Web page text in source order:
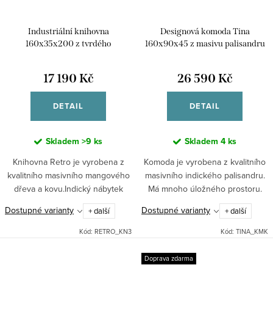
Industriální knihovna
160x35x200 z tvrdého
17 190 Kč
DETAIL
Skladem >9 ks
Knihovna Retro je vyrobena z
kvalitního masivního mangového
dřeva a kovu.Indický nábytek
mango masiv.
Dostupné varianty + další
Kód: RETRO_KN3
Designová komoda Tina
160x90x45 z masivu palisandru
26 590 Kč
DETAIL
Skladem 4 ks
Komoda je vyrobena z kvalitního
masivního indického palisandru.
Má mnoho úložného prostoru.
Nábytek Tina je vyráběný tradiční
technologií přímo v zemích svého
původu. Suky,...
Dostupné varianty + další
Kód: TINA_KMK
Doprava zdarma